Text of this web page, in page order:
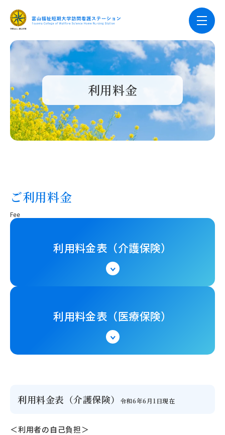
利用料金
ご利用料金
Fee
利用料金表（介護保険）
利用料金表（医療保険）
利用料金表（介護保険） 令和6年6月1日現在
＜利用者の自己負担＞